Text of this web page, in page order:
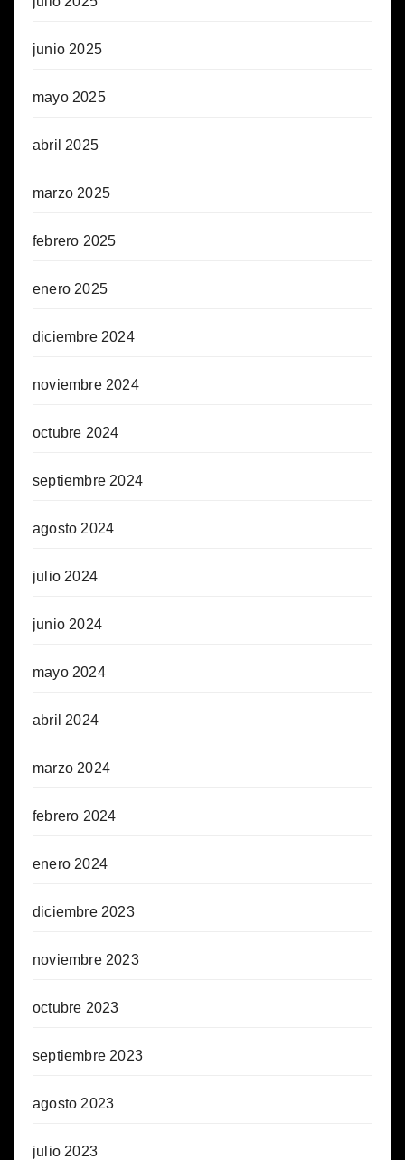
junio 2025
mayo 2025
abril 2025
marzo 2025
febrero 2025
enero 2025
diciembre 2024
noviembre 2024
octubre 2024
septiembre 2024
agosto 2024
julio 2024
junio 2024
mayo 2024
abril 2024
marzo 2024
febrero 2024
enero 2024
diciembre 2023
noviembre 2023
octubre 2023
septiembre 2023
agosto 2023
julio 2023